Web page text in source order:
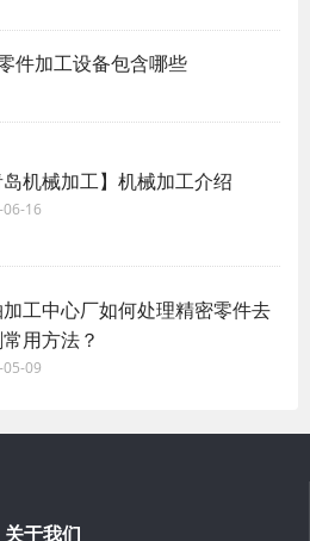
件加工设备包含哪些
岛机械加工】机械加工介绍
16
工中心厂如何处理精密零件去
常用方法？
09
关于我们